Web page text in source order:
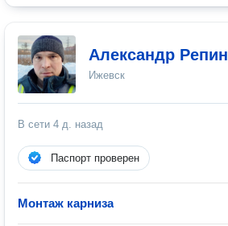
Александр Репин
Ижевск
В сети 4 д. назад
Паспорт проверен
Монтаж карниза